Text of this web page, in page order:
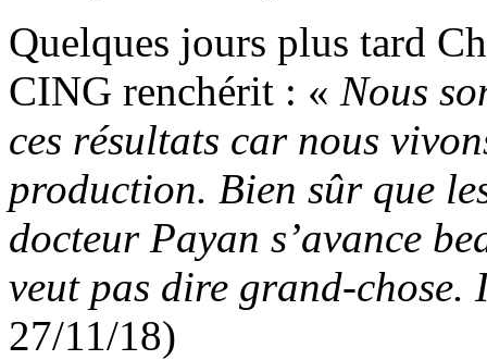
Quelques jours plus tard
CING renchérit : « Nous
ces résultats car nous
production. Bien sûr que
docteur Payan s’avance
veut pas dire grand-chose.
27/11/18)